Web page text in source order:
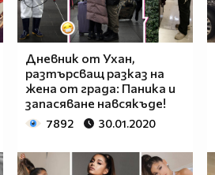
Дневник от Ухан,
разтърсващ разказ на
жена от града: Паника и
запасяване навсякъде!
7892 30.01.2020